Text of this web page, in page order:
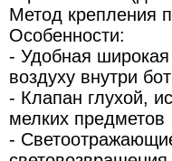
Метод крепления
Особенности:
- Удобная широкая
воздуху внутри
- Клапан глухой,
мелких предметов
-